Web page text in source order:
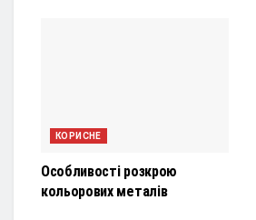
КОРИСНЕ
Особливості розкрою
кольорових металів